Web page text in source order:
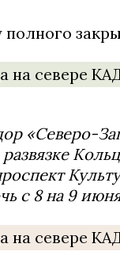
«Северо-
с 8 на 9